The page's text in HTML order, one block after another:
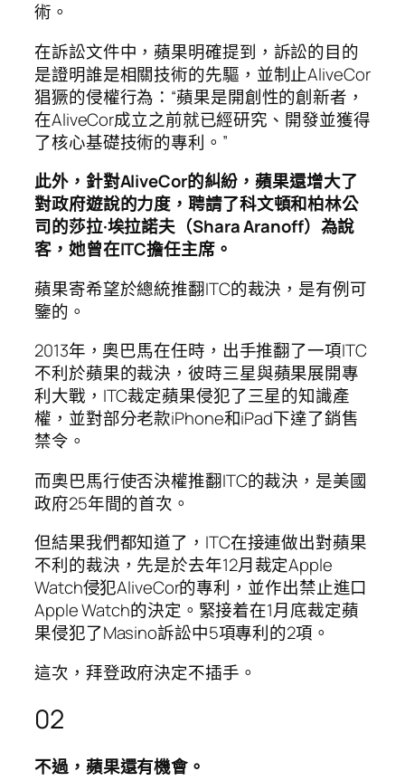
術。
在訴訟文件中，蘋果明確提到，訴訟的目的
是證明誰是相關技術的先驅，並制止AliveCor
猖獗的侵權行為：“蘋果是開創性的創新者，
在AliveCor成立之前就已經研究、開發並獲得
了核心基礎技術的專利。”
此外，針對AliveCor的糾紛，蘋果還增大了
對政府遊說的力度，聘請了科文頓和柏林公
司的莎拉·埃拉諾夫（Shara Aranoff）為說
客，她曾在ITC擔任主席。
蘋果寄希望於總統推翻ITC的裁決，是有例可
鑒的。
2013年，奧巴馬在任時，出手推翻了一項ITC
不利於蘋果的裁決，彼時三星與蘋果展開專
利大戰，ITC裁定蘋果侵犯了三星的知識產
權，並對部分老款iPhone和iPad下達了銷售
禁令。
而奧巴馬行使否決權推翻ITC的裁決，是美國
政府25年間的首次。
但結果我們都知道了，ITC在接連做出對蘋果
不利的裁決，先是於去年12月裁定Apple
Watch侵犯AliveCor的專利，並作出禁止進口
Apple Watch的決定。緊接着在1月底裁定蘋
果侵犯了Masino訴訟中5項專利的2項。
這次，拜登政府決定不插手。
02
不過，蘋果還有機會。